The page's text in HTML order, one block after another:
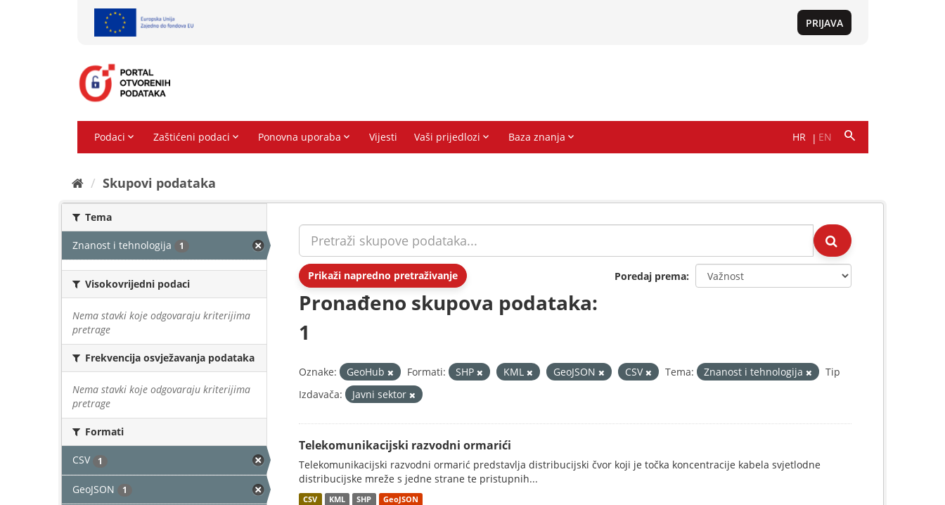
Skupovi podаtаkа
Tema
Znanost i tehnologija 1
Visokovrijedni podaci
Nema stavki koje odgovaraju kriterijima
pretrage
Frekvencija osvježavanja podataka
Nema stavki koje odgovaraju kriterijima
pretrage
Formati
CSV 1
GeoJSON 1
Prikaži napredno pretraživanje Poredaj prema
Pronađeno skupova podataka:
1
Oznake: GeoHub Formati: SHP KML GeoJSON CSV Tema: Znanost i tehnologija
Tip
Izdavača:
Javni sektor
Telekomunikacijski razvodni ormarići
Telekomunikacijski razvodni ormarić predstavlja distribucijski čvor koji je točka koncentracije kabela svjetlodne
distribucijske mreže s jedne strane te pristupnih...
CSV KML SHP GeoJSON